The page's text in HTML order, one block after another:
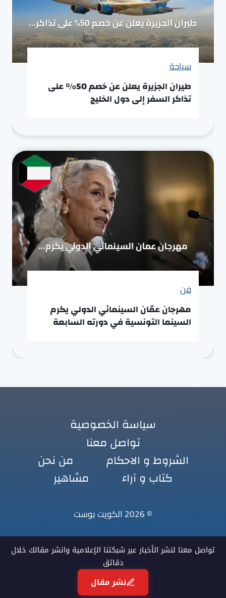
سياحة
طيران الجزيرة يعلن عن خصم 50% على
تذاكر السفر إلى دول الخليج
فن
مهرجان عمّان السينمائي الدولي يكرم
السينما التونسية في دورته السابعة
سياسة الخصوصية
تواصل معنا
الشروط و الاحكام
من نحن
كتاب و آراء
مشاهير
© 2026 الكويت بوست
تواصل معنا لنشر الأخبار عبر شبكتنا الإعلامية وانشر مقالك خلال
دقائق
نشر مقال